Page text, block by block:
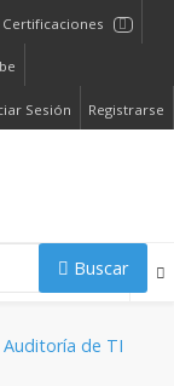
Certificaciones
Sesión Registrarse
Buscar
Auditoría de TI